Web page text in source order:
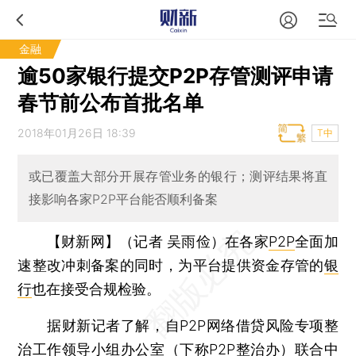
金融
逾50家银行提交P2P存管测评申请
春节前公布首批名单
2018年01月26日 18:39 T中
或已覆盖大部分开展存管业务的银行；测评结果将直
接影响各家P2P平台能否顺利备案
【财新网】（记者 吴雨俭）在各家P2P全面加
速整改冲刺备案的同时，为平台提供资金存管的银
行也在接受合规检验。
据财新记者了解，自P2P网络借贷风险专项整
治工作领导小组办公室（下称P2P整治办）联合中